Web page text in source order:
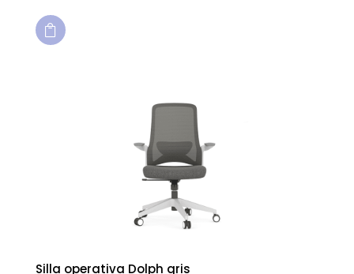

Silla operativa Dolph gris